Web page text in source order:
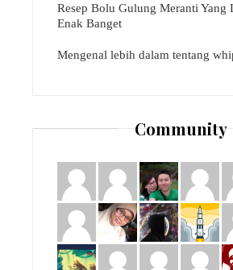
Resep Bolu Gulung Meranti Yang
Enak Banget
Mengenal lebih dalam tentang
Community